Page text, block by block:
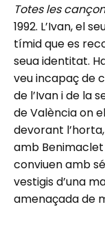
Totes les
1992. L’Ivan, el
tímid que es
seua identitat.
veu incapaç de
de l’Ivan i de la
de València on
devorant
amb Benimaclet
conviuen amb
vestigis d’una
amenaçada de